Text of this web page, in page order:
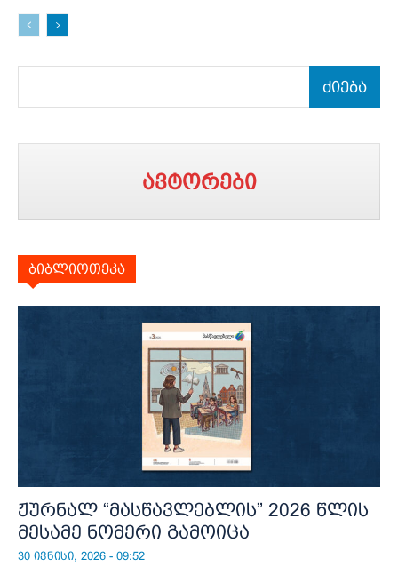
ძიება
ავტორები
ბიბლიოთეკა
ჟურნალ “მასწავლებლის” 2026 წლის
მესამე ნომერი გამოიცა
30 ივნისი, 2026 - 09:52